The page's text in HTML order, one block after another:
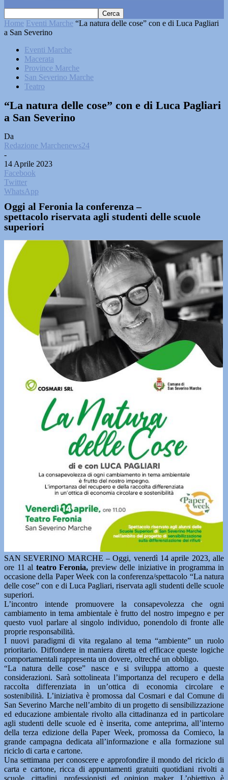
Home Eventi Marche “La natura delle cose” con e di Luca Pagliari
a San Severino
Eventi Marche
Macerata
Province Marche
San Severino Marche
Teatro
“La natura delle cose” con e di Luca Pagliari
a San Severino
Da
Redazione Marchenews24
-
14 Aprile 2023
Facebook
Twitter
WhatsApp
Oggi al Feronia la conferenza –
spettacolo riservata agli studenti delle scuole
superiori
SAN SEVERINO MARCHE – Oggi, venerdì 14 aprile 2023, alle
ore 11 al teatro Feronia, preview delle iniziative in programma in
occasione della Paper Week con la conferenza/spettacolo “La natura
delle cose” con e di Luca Pagliari, riservata agli studenti delle scuole
superiori.
L’incontro intende promuovere la consapevolezza che ogni
cambiamento in tema ambientale è frutto del nostro impegno e per
questo vuol parlare al singolo individuo, ponendolo di fronte alle
proprie responsabilità.
I nuovi paradigmi di vita regalano al tema “ambiente” un ruolo
prioritario. Diffondere in maniera diretta ed efficace queste logiche
comportamentali rappresenta un dovere, oltreché un obbligo.
“La natura delle cose” nasce e si sviluppa attorno a queste
considerazioni. Sarà sottolineata l’importanza del recupero e della
raccolta differenziata in un’ottica di economia circolare e
sostenibilità. L’iniziativa è promossa dal Cosmari e dal Comune di
San Severino Marche nell’ambito di un progetto di sensibilizzazione
ed educazione ambientale rivolto alla cittadinanza ed in particolare
agli studenti delle scuole ed è inserita, come anteprima, all’interno
della terza edizione della Paper Week, promossa da Comieco, la
grande campagna dedicata all’informazione e alla formazione sul
riciclo di carta e cartone.
Una settimana per conoscere e approfondire il mondo del riciclo di
carta e cartone, ricca di appuntamenti gratuiti quotidiani rivolti a
scuole, cittadini, professionisti ed opinion maker. L’obiettivo è